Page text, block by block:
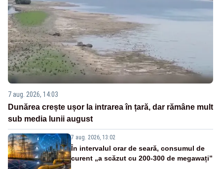
7 aug. 2026, 14:03
Dunărea crește ușor la intrarea în țară, dar rămâne mult
sub media lunii august
7 aug. 2026, 13:02
În intervalul orar de seară, consumul de
curent „a scăzut cu 200-300 de megawați”